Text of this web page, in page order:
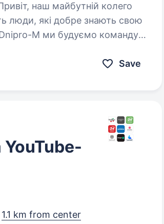
люди, які добре знають свою
Dnipro-M ми будуємо команду
Save
1.1 km from center